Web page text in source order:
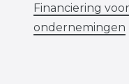
Financiering
ondernemingen